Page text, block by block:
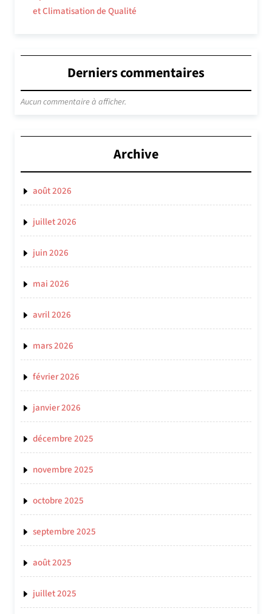
et Climatisation de Qualité
Derniers commentaires
Aucun commentaire à afficher.
Archive
août 2026
juillet 2026
juin 2026
mai 2026
avril 2026
mars 2026
février 2026
janvier 2026
décembre 2025
novembre 2025
octobre 2025
septembre 2025
août 2025
juillet 2025